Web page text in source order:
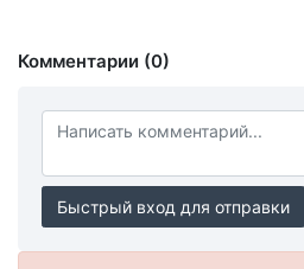
Комментарии (0)
Быстрый вход для отправки